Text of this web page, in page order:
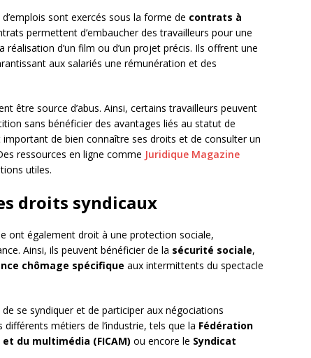
sont exercés sous la forme de contrats à
permettent d’embaucher des travailleurs pour une
d’un film ou d’un projet précis. Ils offrent une
aux salariés une rémunération et des
être source d’abus. Ainsi, certains travailleurs peuvent
sans bénéficier des avantages liés au statut de
de bien connaître ses droits et de consulter un
ressources en ligne comme Juridique Magazine
utiles.
droits syndicaux
ont également droit à une protection sociale,
Ainsi, ils peuvent bénéficier de la sécurité sociale,
chômage spécifique aux intermittents du spectacle
se syndiquer et de participer aux négociations
métiers de l’industrie, tels que la Fédération
du multimédia (FICAM) ou encore le Syndicat